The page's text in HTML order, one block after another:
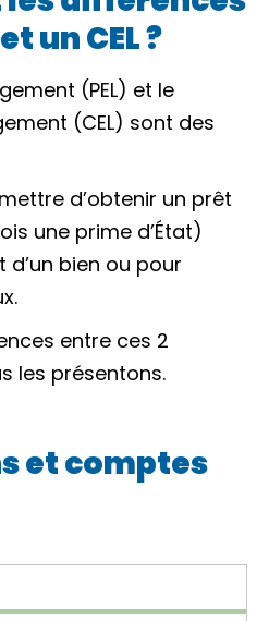
un CEL ?
(PEL) et le
(CEL) sont des
d’obtenir un prêt
une prime d’État)
d’un bien ou pour
entre ces 2
les présentons.
et comptes